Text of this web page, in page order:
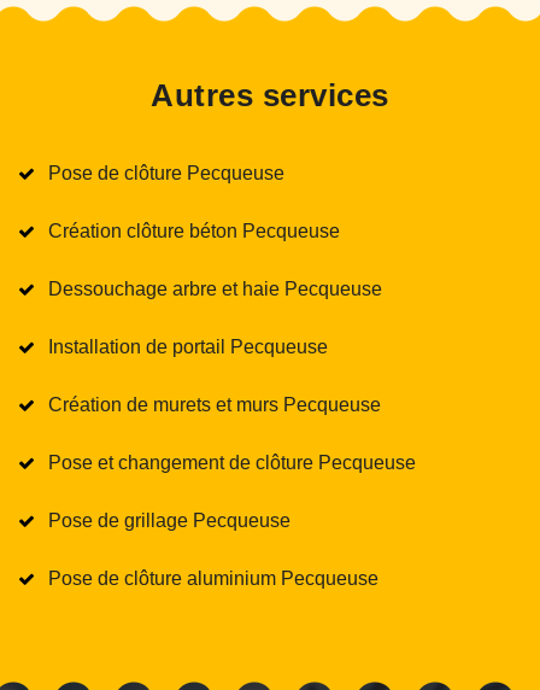
Autres services
Pose de clôture Pecqueuse
Création clôture béton Pecqueuse
Dessouchage arbre et haie Pecqueuse
Installation de portail Pecqueuse
Création de murets et murs Pecqueuse
Pose et changement de clôture Pecqueuse
Pose de grillage Pecqueuse
Pose de clôture aluminium Pecqueuse